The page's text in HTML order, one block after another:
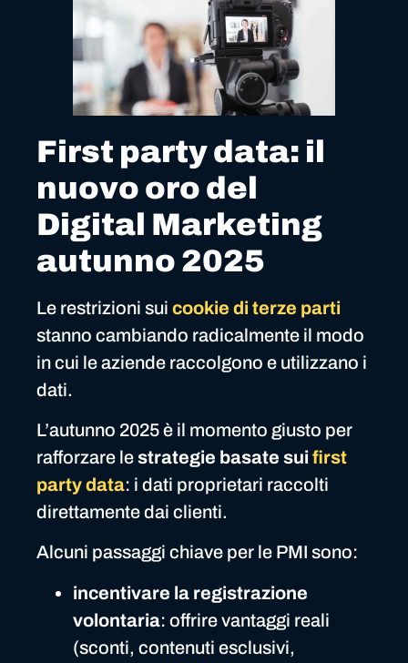
First party data: il
nuovo oro del
Digital Marketing
autunno 2025
Le restrizioni sui cookie di terze parti
stanno cambiando radicalmente il modo
in cui le aziende raccolgono e utilizzano i
dati.
L’autunno 2025 è il momento giusto per
rafforzare lestrategie basate sui first
party data: i dati proprietari raccolti
direttamente dai clienti.
Alcuni passaggi chiave per le PMI sono:
incentivare la registrazione
volontaria: offrire vantaggi reali
(sconti, contenuti esclusivi,